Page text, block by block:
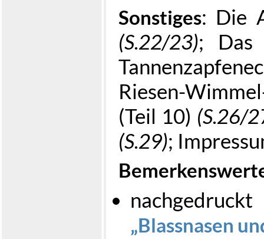
Sonstiges: Die
(S.22/23); Das
Riesen-
(Teil 10) (S.26/
(S.29);
Blassnasen